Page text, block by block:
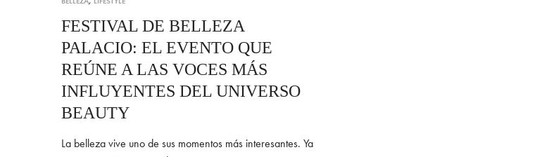
FESTIVAL DE BELLEZA
PALACIO: EL EVENTO QUE
REÚNE A LAS VOCES MÁS
INFLUYENTES DEL UNIVERSO
BEAUTY
La belleza vive uno de sus momentos más interesantes. Ya